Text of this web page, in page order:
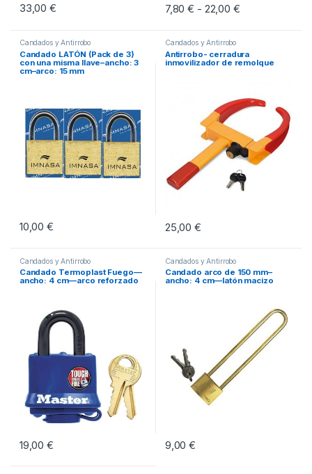
33,00€ 7,80€ - 22,00 €Rango de
Este producto tiene múltiples
Candados y Antirrobo
Candado LATÓN (Pack de 3)
con una misma llave–ancho: 3
cm–arco: 15 mm
10,00€
Candados y Antirrobo
Antirrobo- cerradura
inmovilizador de remolque
25,00€
Candados y Antirrobo
Candado Termoplast Fuego—
ancho: 4 cm—arco reforzado
19,00€
Candados y Antirrobo
Candado arco de 150 mm–
ancho: 4 cm—latón macizo
9,00€